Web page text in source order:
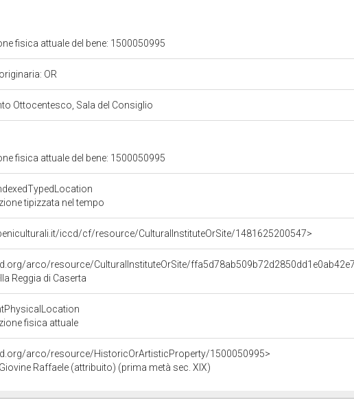
fisica attuale del bene: 1500050995
OR
Ottocentesco, Sala del Consiglio
fisica attuale del bene: 1500050995
tipizzata nel tempo
iccd/cf/resource/CulturalInstituteOrSite/1481625200547>
arco/resource/CulturalInstituteOrSite/
Reggia di Caserta
fisica attuale
arco/resource/HistoricOrArtisticProperty/1500050995>
Raffaele (attribuito) (prima metà sec. XIX)